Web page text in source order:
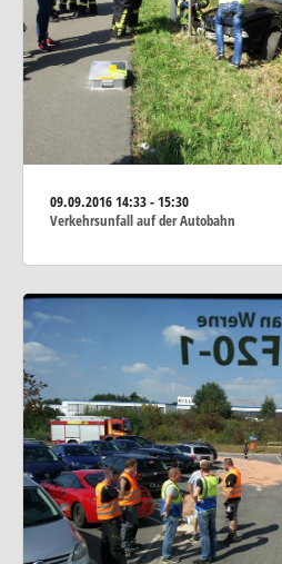
09.09.201614:33 - 15:30
Verkehrsunfall auf der Autobahn